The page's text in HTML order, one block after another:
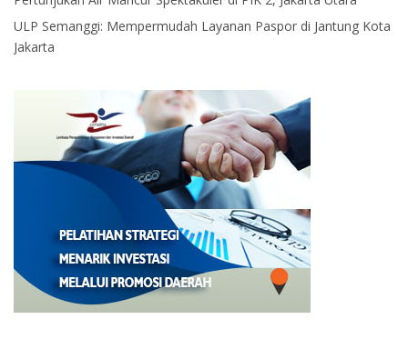
ULP Semanggi: Mempermudah Layanan Paspor di Jantung Kota
Jakarta